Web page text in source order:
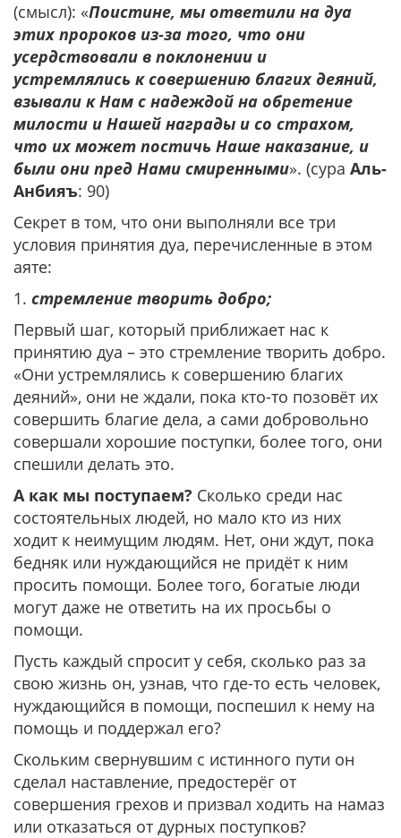
(смысл): «Поистине, мы ответили на дуа
этих пророков из-за того, что они
усердствовали в поклонении и
устремлялись к совершению благих деяний,
взывали к Нам с надеждой на обретение
милости и Нашей награды и со страхом,
что их может постичь Наше наказание, и
были они пред Нами смиренными». (сура Аль-
Анбияъ: 90)
Секрет в том, что они выполняли все три
условия принятия дуа, перечисленные в этом
аяте:
1. стремление творить добро;
Первый шаг, который приближает нас к
принятию дуа – это стремление творить добро.
«Они устремлялись к совершению благих
деяний», они не ждали, пока кто-то позовёт их
совершить благие дела, а сами добровольно
совершали хорошие поступки, более того, они
спешили делать это.
А как мы поступаем? Сколько среди нас
состоятельных людей, но мало кто из них
ходит к неимущим людям. Нет, они ждут, пока
бедняк или нуждающийся не придёт к ним
просить помощи. Более того, богатые люди
могут даже не ответить на их просьбы о
помощи.
Пусть каждый спросит у себя, сколько раз за
свою жизнь он, узнав, что где-то есть человек,
нуждающийся в помощи, поспешил к нему на
помощь и поддержал его?
Скольким свернувшим с истинного пути он
сделал наставление, предостерёг от
совершения грехов и призвал ходить на намаз
или отказаться от дурных поступков?